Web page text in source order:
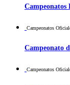
Campeonatos
Campeonatos
Campeonato
Campeonatos